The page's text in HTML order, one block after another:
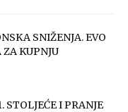
SNIŽENJA. EVO
ZA KUPNJU
STOLJEĆE I PRANJE